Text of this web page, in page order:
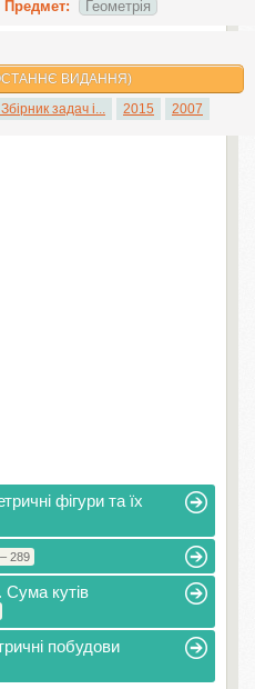
Предмет: Геометрія
ВИДАННЯ)
задач і... 2015 2007
фігури та їх
289
Сума кутів
побудови